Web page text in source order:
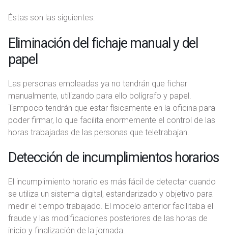
Éstas son las siguientes:
Eliminación del fichaje manual y del
papel
Las personas empleadas ya no tendrán que fichar
manualmente, utilizando para ello bolígrafo y papel.
Tampoco tendrán que estar físicamente en la oficina para
poder firmar, lo que facilita enormemente el control de las
horas trabajadas de las personas que teletrabajan.
Detección de incumplimientos horarios
El incumplimiento horario es más fácil de detectar cuando
se utiliza un sistema digital, estandarizado y objetivo para
medir el tiempo trabajado. El modelo anterior facilitaba el
fraude y las modificaciones posteriores de las horas de
inicio y finalización de la jornada.